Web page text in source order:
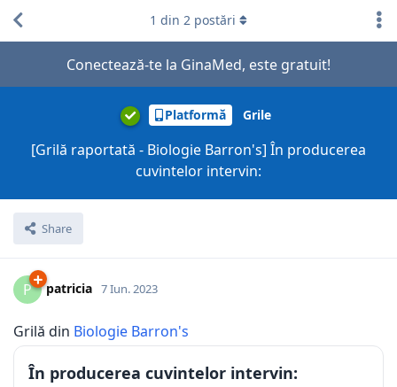
Conectează-te la GinaMed, este gratuit!
Platformă Grile
[Grilă raportată - Biologie Barron's] În producerea
cuvintelor intervin:
Share
1 din 2 postări
P patricia 7 Iun. 2023